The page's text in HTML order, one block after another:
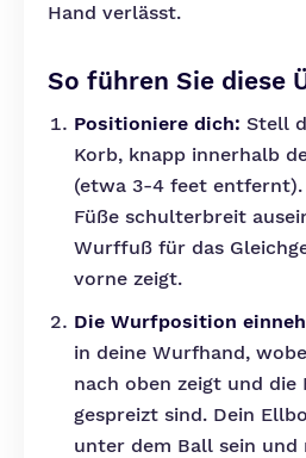
Hand verlässt.
So führen Sie diese
Positioniere dich: Stell
Korb, knapp innerhalb
(etwa 3-4 feet entfernt).
Füße schulterbreit
Wurffuß für das
vorne zeigt.
Die Wurfposition
in deine Wurfhand,
nach oben zeigt und die
gespreizt sind. Dein
unter dem Ball sein und